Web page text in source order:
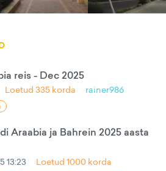
reis - Dec 2025
Loetud 335 korda rainer986
Araabia ja Bahrein 2025 aasta
13:23 Loetud 1000 korda